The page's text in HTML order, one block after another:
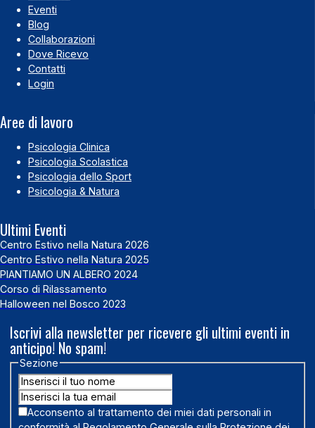
Eventi
Blog
Collaborazioni
Dove Ricevo
Contatti
Login
Aree di lavoro
Psicologia Clinica
Psicologia Scolastica
Psicologia dello Sport
Psicologia & Natura
Ultimi Eventi
Centro Estivo nella Natura 2026
Centro Estivo nella Natura 2025
PIANTIAMO UN ALBERO 2024
Corso di Rilassamento
Halloween nel Bosco 2023
Iscrivi alla newsletter per ricevere gli ultimi eventi in
anticipo! No spam!
Sezione
Acconsento al trattamento dei miei dati personali in